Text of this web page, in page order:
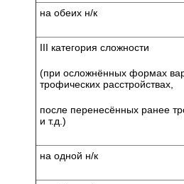
на обеих н/к
III категория сложности
(при осложнённых формах
трофических расстройствах,
после перенесённых ранее
и т.д.)
на одной н/к